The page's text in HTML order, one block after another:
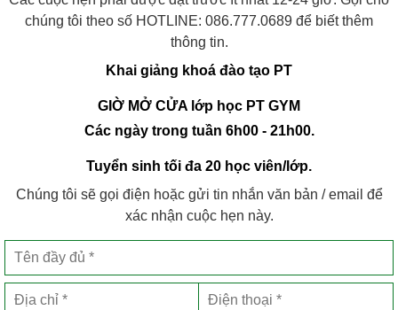
chúng tôi theo số HOTLINE: 086.777.0689 để biết thêm
thông tin.
Khai giảng khoá đào tạo PT
GIỜ MỞ CỬA lớp học PT GYM
Các ngày trong tuần 6h00 - 21h00.
Tuyển sinh tối đa 20 học viên/lớp.
Chúng tôi sẽ gọi điện hoặc gửi tin nhắn văn bản / email để
xác nhận cuộc hẹn này.